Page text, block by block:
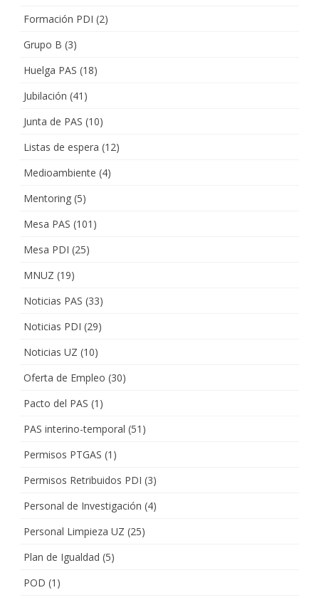
Formación PDI (2)
Grupo B (3)
Huelga PAS (18)
Jubilación (41)
Junta de PAS (10)
Listas de espera (12)
Medioambiente (4)
Mentoring (5)
Mesa PAS (101)
Mesa PDI (25)
MNUZ (19)
Noticias PAS (33)
Noticias PDI (29)
Noticias UZ (10)
Oferta de Empleo (30)
Pacto del PAS (1)
PAS interino-temporal (51)
Permisos PTGAS (1)
Permisos Retribuidos PDI (3)
Personal de Investigación (4)
Personal Limpieza UZ (25)
Plan de Igualdad (5)
POD (1)